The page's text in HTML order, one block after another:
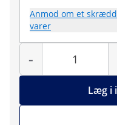
Anmod om et
varer
-
Antal
Læg i